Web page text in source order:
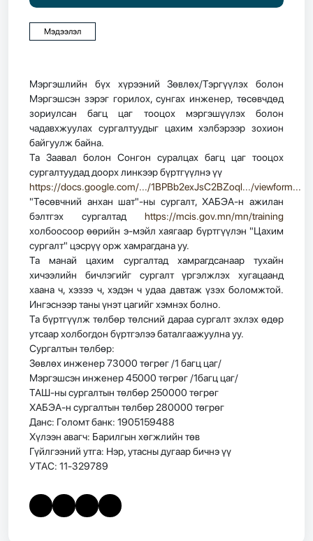
Мэдээлэл
Мэргэшлийн бүх хүрээний Зөвлөх/Тэргүүлэх болон
Мэргэшсэн зэрэг горилох, сунгах инженер, төсөвчдөд
зориулсан багц цаг тооцох мэргэшүүлэх болон
чадавхжуулах сургалтуудыг цахим хэлбэрээр зохион
байгуулж байна.
Та Заавал болон Сонгон суралцах багц цаг тооцох
сургалтуудад доорх линкээр бүртгүүлнэ үү
https://docs.google.com/.../1BPBb2exJsC2BZoql.../viewform...
"Төсөвчний анхан шат"-ны сургалт, ХАБЭА-н ажилан
бэлтгэх сургалтад https://mcis.gov.mn/mn/training
холбоосоор өөрийн э-мэйл хаягаар бүртгүүлэн "Цахим
сургалт" цэсрүү орж хамрагдана уу.
Та манай цахим сургалтад хамрагдсанаар тухайн
хичээлийн бичлэгийг сургалт үргэлжлэх хугацаанд
хаана ч, хэзээ ч, хэдэн ч удаа давтаж үзэх боломжтой.
Ингэснээр таны үнэт цагийг хэмнэх болно.
Та бүртгүүлж төлбөр төлсний дараа сургалт эхлэх өдөр
утсаар холбогдон бүртгэлээ баталгаажуулна уу.
Сургалтын төлбөр:
Зөвлөх инженер 73000 төгрөг /1 багц цаг/
Мэргэшсэн инженер 45000 төгрөг /1багц цаг/
ТАШ-ны сургалтын төлбөр 250000 төгрөг
ХАБЭА-н сургалтын төлбөр 280000 төгрөг
Данс: Голомт банк: 1905159488
Хүлээн авагч: Барилгын хөгжлийн төв
Гүйлгээний утга: Нэр, утасны дугаар бичнэ үү
УТАС: 11-329789